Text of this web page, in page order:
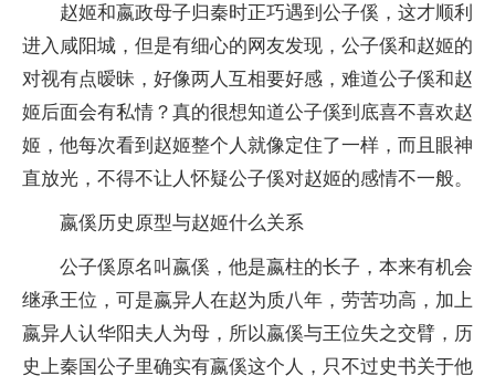
赵姬和嬴政母子归秦时正巧遇到公子傒，这才顺利
进入咸阳城，但是有细心的网友发现，公子傒和赵姬的
对视有点暧昧，好像两人互相要好感，难道公子傒和赵
姬后面会有私情？真的很想知道公子傒到底喜不喜欢赵
姬，他每次看到赵姬整个人就像定住了一样，而且眼神
直放光，不得不让人怀疑公子傒对赵姬的感情不一般。
嬴傒历史原型与赵姬什么关系
公子傒原名叫嬴傒，他是嬴柱的长子，本来有机会
继承王位，可是嬴异人在赵为质八年，劳苦功高，加上
嬴异人认华阳夫人为母，所以嬴傒与王位失之交臂，历
史上秦国公子里确实有嬴傒这个人，只不过史书关于他